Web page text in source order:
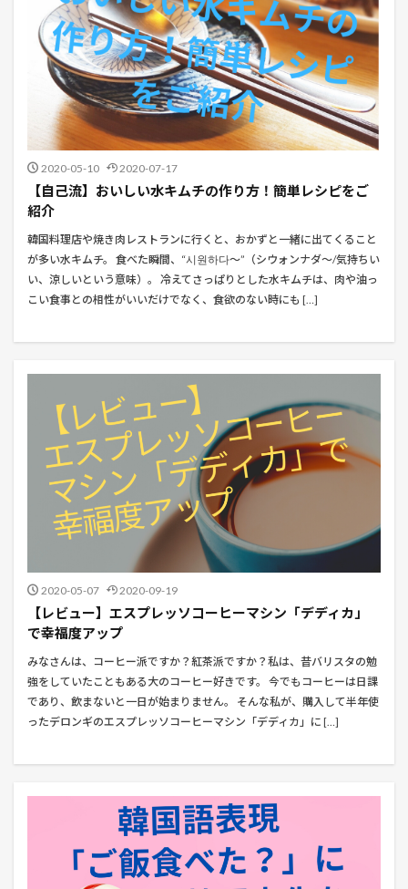
2020-05-10 2020-07-17
【自己流】おいしい水キムチの作り方！簡単レシピをご
紹介
韓国料理店や焼き肉レストランに行くと、おかずと一緒に出てくること
が多い水キムチ。 食べた瞬間、“시원하다～”（シウォンナダ～/気持ちい
い、涼しいという意味）。 冷えてさっぱりとした水キムチは、肉や油っ
こい食事との相性がいいだけでなく、食欲のない時にも […]
2020-05-07 2020-09-19
【レビュー】エスプレッソコーヒーマシン「デディカ」
で幸福度アップ
みなさんは、コーヒー派ですか？紅茶派ですか？私は、昔バリスタの勉
強をしていたこともある大のコーヒー好きです。 今でもコーヒーは日課
であり、飲まないと一日が始まりません。 そんな私が、購入して半年使
ったデロンギのエスプレッソコーヒーマシン「デディカ」に […]